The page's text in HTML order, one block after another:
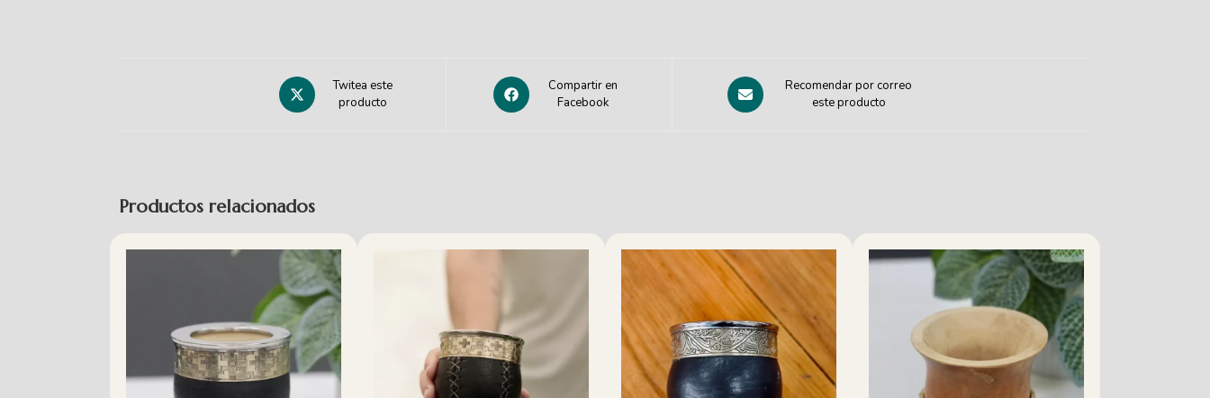
Twitea este
producto
Compartir en
Facebook
Recomendar por correo
este producto
Productos relacionados